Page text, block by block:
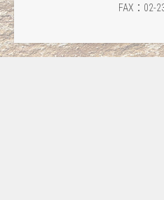
FAX：02-